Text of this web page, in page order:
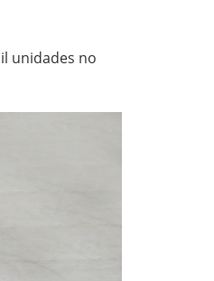
unidades no